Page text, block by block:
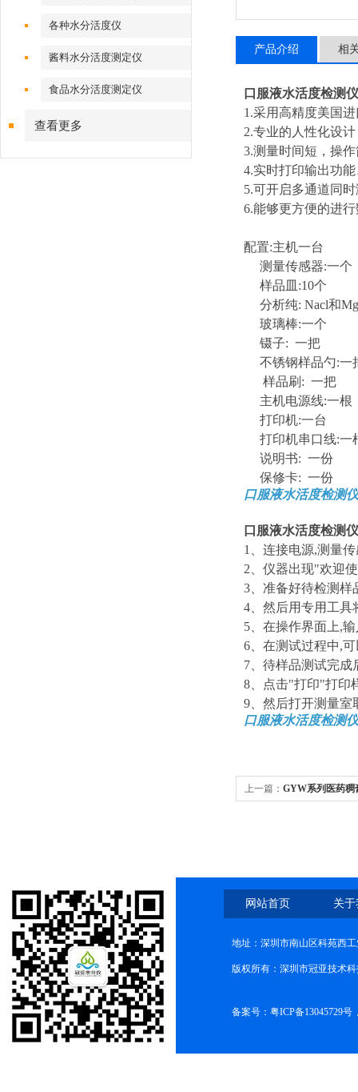
各种水分活度仪
酱料水分活度测定仪
食品水分活度测定仪
查看更多
产品介绍 相
口服液水活度检测
1.采用高精度美国
2.专业的人性化设
3.测量时间短，操
4.实时打印输出功
5.可开启多通道同
6.能够更方便的进
配置:主机一台
测量传感器:一个
样品皿:10个
分析纯: Nacl和
玻璃棒:一个
镊子: 一把
不锈钢样品勺:一
样品刷: 一把
主机电源线:一根
打印机:一台
打印机串口线:一
说明书: 一份
保修卡: 一份
口服液水活度检测
口服液水活度检测
1、连接电源,测量
2、仪器出现"欢迎
3、准备好待检测样
4、然后用专用工具
5、在操作界面上,
6、在测试过程中,
7、待样品测试完成
8、点击"打印"打印
9、然后打开测量室
口服液水活度检测
上一篇： GYW系列医药稠
网站首页 关
地址：深圳市南山区科苑西
版权所有：深圳市冠亚技术
备案号： 粤ICP备13045729号